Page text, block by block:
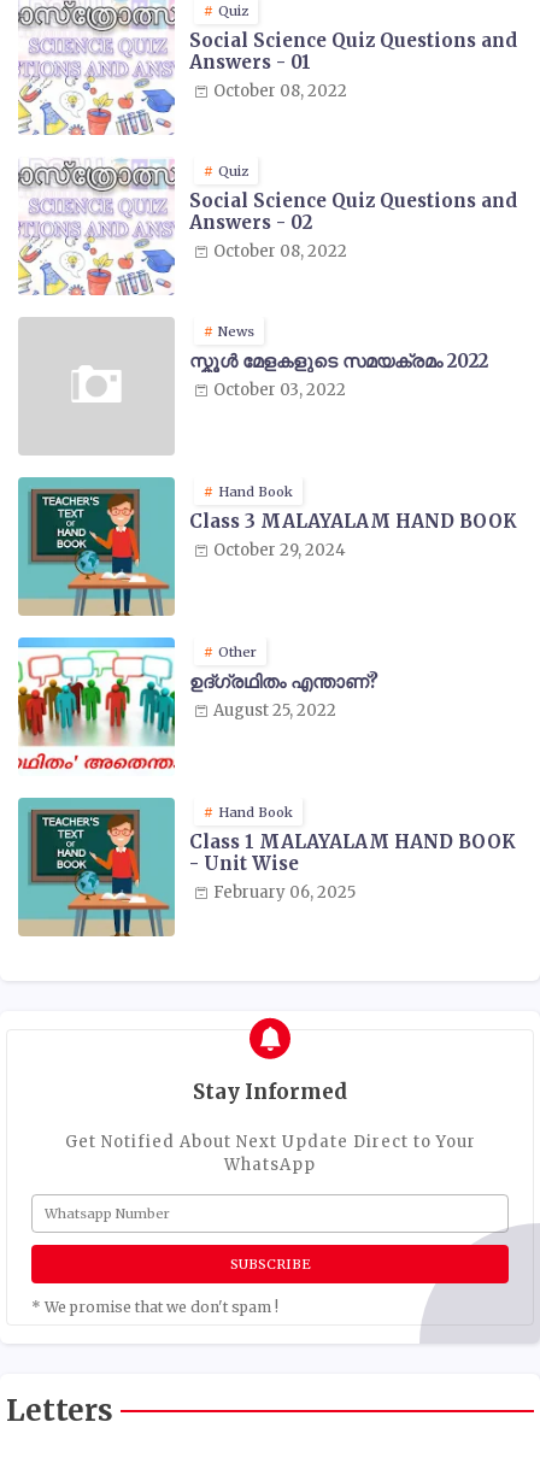
Quiz
Social Science Quiz Questions and
Answers - 01
October 08, 2022
Quiz
Social Science Quiz Questions and
Answers - 02
October 08, 2022
News
സ്കൂൾ മേളകളുടെ സമയക്രമം 2022
October 03, 2022
Hand Book
Class 3 MALAYALAM HAND BOOK
October 29, 2024
Other
ഉദ്ഗ്രഥിതം എന്താണ്?
August 25, 2022
Hand Book
Class 1 MALAYALAM HAND BOOK
- Unit Wise
February 06, 2025
Stay Informed
Get Notified About Next Update Direct to Your
WhatsApp
* We promise that we don't spam !
Letters